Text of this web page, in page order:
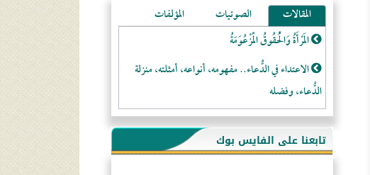
المقالات الصوتيات
المؤلفات
المَرْأَةُ وَالْحُقُوقُ الْمَزْعُوَمَةُ
الاعتداء في الدُّعاء.. مفهومه، أنواعه، أمثلته، منزلة
الدُّعاء، وفضله
لا تتَّبعوا عورات الـمسلمين
فقه النَّصيحة عند الصَّحابة الكرام رضي الله عنهم
تابعنا على الفايس بوك